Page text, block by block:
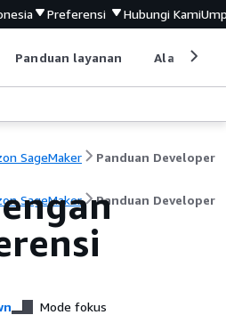
Preferensi Hubungi Kami
Panduan layanan Alat
SageMaker Panduan Developer
SageMaker Panduan Developer
Mode fokus